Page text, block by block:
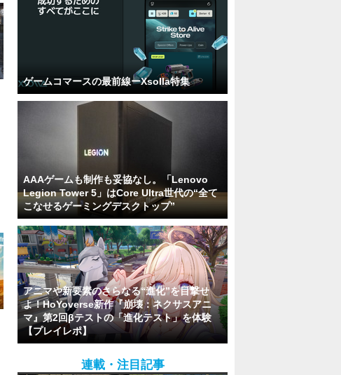
ゲームコマースの最前線ーXsolla特集
AAAゲームも制作も妥協なし。「Lenovo
Legion Tower 5」はCore Ultra世代の“全て
こなせるゲーミングデスクトップ”
アニマや新要素のさらなる“進化”を目撃せ
よ！HoYoverse新作『崩壊：ネクサスアニ
マ』第2回βテストの「進化テスト」を体験
【プレイレポ】
連載・注目記事